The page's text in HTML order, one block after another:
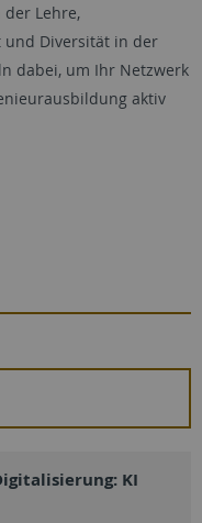
Lehre,
und Diversität in der
dabei, um Ihr Netzwerk
aktiv
KI